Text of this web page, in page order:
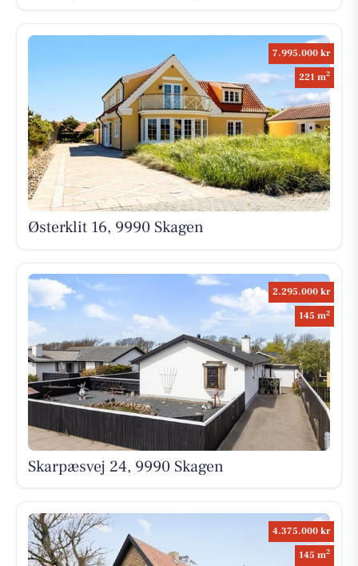
7.995.000 kr
221 m2
Østerklit 16, 9990 Skagen
2.295.000 kr
145 m2
Skarpæsvej 24, 9990 Skagen
4.375.000 kr
145 m2